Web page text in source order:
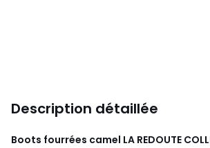
Description détaillée
Boots fourrées camel LA REDOUTE